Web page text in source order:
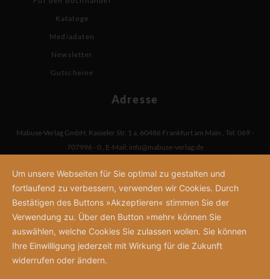
Kataloge
Mediadaten
Newsletter
Gutscheine
Adresse
Mabuse-Verlag GmbH Kasseler Str. 1 a 60486 Frankfurt am Main Tel: 069 -
707996 - 0 E-Mail: info@mabuse-verlag.de
Um unsere Webseiten für Sie optimal zu gestalten und
fortlaufend zu verbessern, verwenden wir Cookies. Durch
Bestätigen des Buttons »Akzeptieren« stimmen Sie der
Verwendung zu. Über den Button »mehr« können Sie
auswählen, welche Cookies Sie zulassen wollen. Sie können
Ihre Einwilligung jederzeit mit Wirkung für die Zukunft
widerrufen oder ändern.